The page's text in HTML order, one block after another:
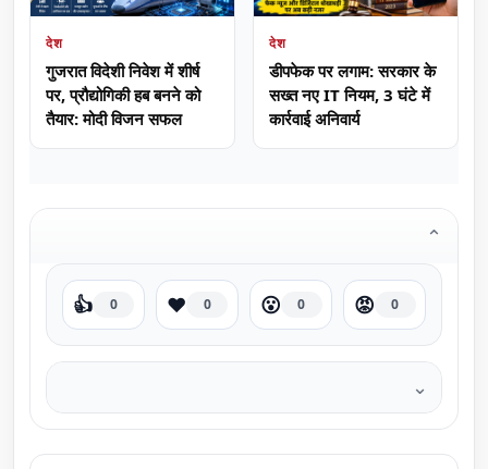
देश
गुजरात विदेशी निवेश में शीर्ष
पर, प्रौद्योगिकी हब बनने को
तैयार: मोदी विजन सफल
देश
डीपफेक पर लगाम: सरकार के
सख्त नए IT नियम, 3 घंटे में
कार्रवाई अनिवार्य
⌄
👍 0 ❤️ 0 😮 0 😡 0
⌄